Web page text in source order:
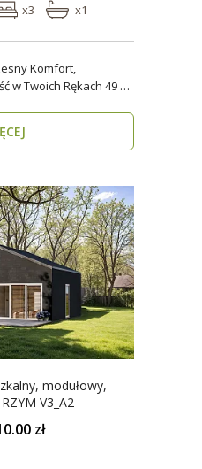
x3 x1
Komfort,
Rękach 49 m²
modułowy,
V3_A2
zł